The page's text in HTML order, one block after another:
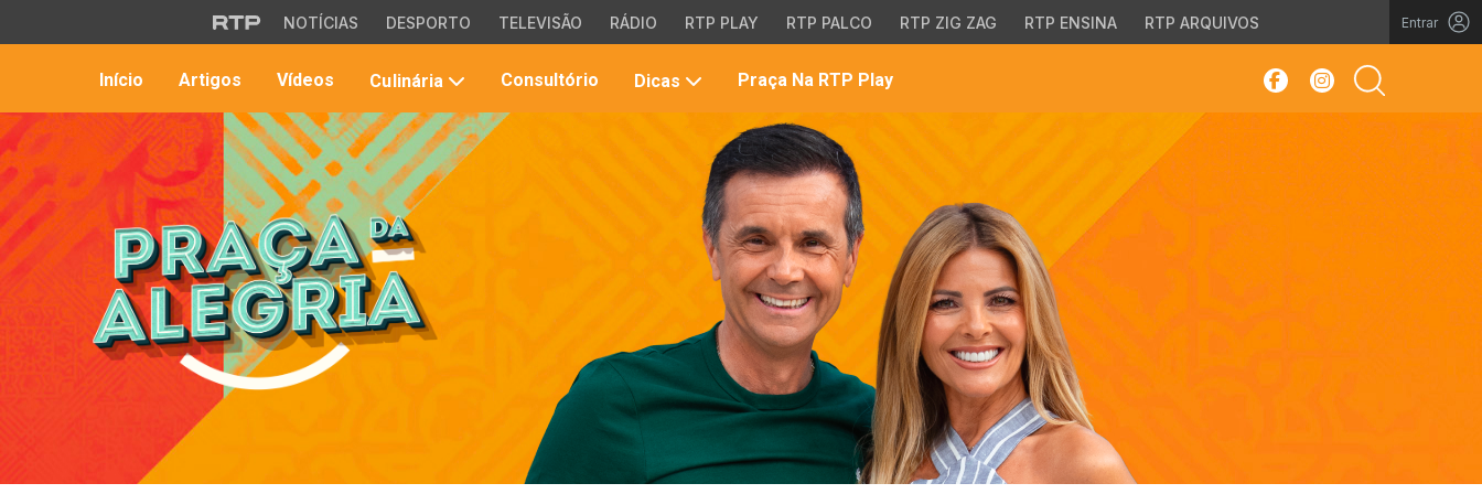
Saltar para o conteúdo principal
NOTÍCIAS DESPORTO TELEVISÃO RÁDIO RTP PLAY RTP PALCO RTP ZIG ZAG RTP ENSINA RTP ARQUIVOS Entrar
Início Artigos Vídeos Culinária Consultório Dicas Praça Na RTP Play
site